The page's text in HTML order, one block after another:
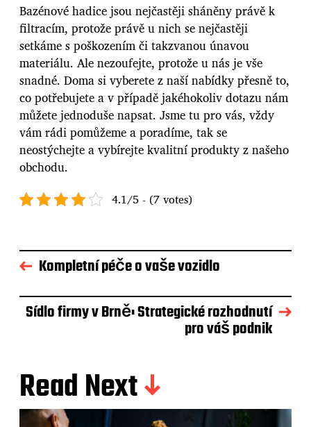
Bazénové hadice jsou nejčastěji sháněny právě k
filtracím, protože právě u nich se nejčastěji
setkáme s poškozením či takzvanou únavou
materiálu. Ale nezoufejte, protože u nás je vše
snadné. Doma si vyberete z naší nabídky přesně to,
co potřebujete a v případě jakéhokoliv dotazu nám
můžete jednoduše napsat. Jsme tu pro vás, vždy
vám rádi pomůžeme a poradíme, tak se
neostýchejte a vybírejte kvalitní produkty z našeho
obchodu.
4.1/5 - (7 votes)
Kompletní péče o vaše vozidlo
Sídlo firmy v Brně: Strategické rozhodnutí
pro váš podnik
Read Next